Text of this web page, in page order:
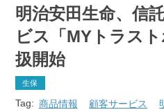
明治安田生命、信
ビス「MYトラス
扱開始
生保
Tag: 商品情報 顧客サービス